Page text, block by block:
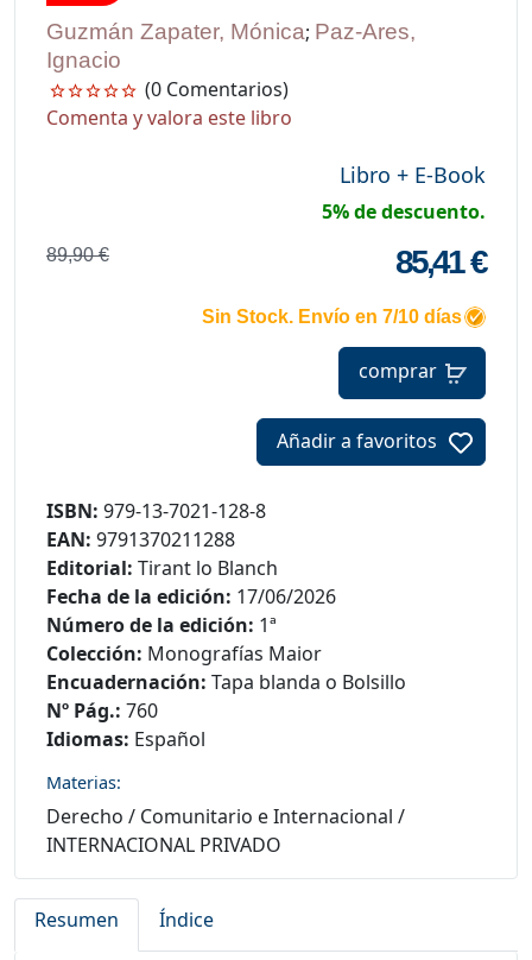
Guzmán Zapater, Mónica; Paz-Ares,
Ignacio
(0 Comentarios)
Comenta y valora este libro
Libro + E-Book
5% de descuento.
89,90 € 85,41 €
Sin Stock. Envío en 7/10 días
comprar
Añadir a favoritos
ISBN: 979-13-7021-128-8
EAN: 9791370211288
Editorial: Tirant lo Blanch
Fecha de la edición: 17/06/2026
Número de la edición: 1ª
Colección: Monografías Maior
Encuadernación: Tapa blanda o Bolsillo
Nº Pág.: 760
Idiomas: Español
Materias:
Derecho / Comunitario e Internacional /
INTERNACIONAL PRIVADO
Resumen Índice